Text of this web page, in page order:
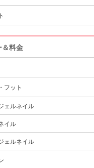
＆料金
フット
ェルネイル
イル
ェルネイル